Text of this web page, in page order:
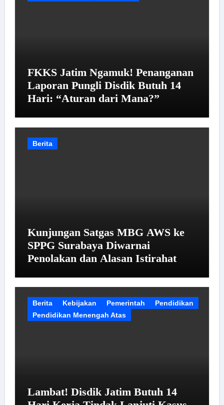
FKKS Jatim Ngamuk! Penanganan
Laporan Pungli Disdik Butuh 14
Hari: “Aturan dari Mana?”
Berita
Kunjungan Satgas MBG AWS ke
SPPG Surabaya Diwarnai
Penolakan dan Alasan Istirahat
Berita Kebijakan Pemerintah
Pendidikan
Pendidikan Menengah Atas
Lambat! Disdik Jatim Butuh 14